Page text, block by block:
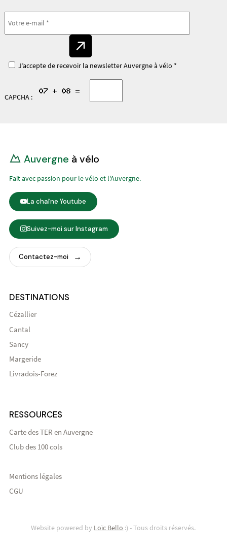
J’accepte de recevoir la newsletter Auvergne à vélo *
CAPCHA :
Auvergne à vélo
Fait avec passion pour le vélo et l'Auvergne.
La chaîne Youtube
Suivez-moi sur Instagram
Contactez-moi
DESTINATIONS
Cézallier
Cantal
Sancy
Margeride
Livradois-Forez
RESSOURCES
Carte des TER en Auvergne
Club des 100 cols
Mentions légales
CGU
Website powered by Loïc Bello :) - Tous droits réservés.